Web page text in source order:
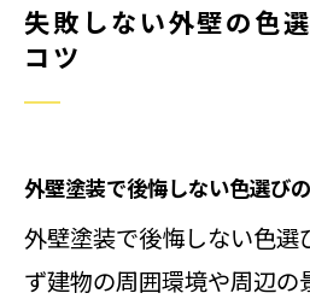
失敗しない外壁の色
コツ
外壁塗装で後悔しない色選び
外壁塗装で後悔しない色選
ず建物の周囲環境や周辺の